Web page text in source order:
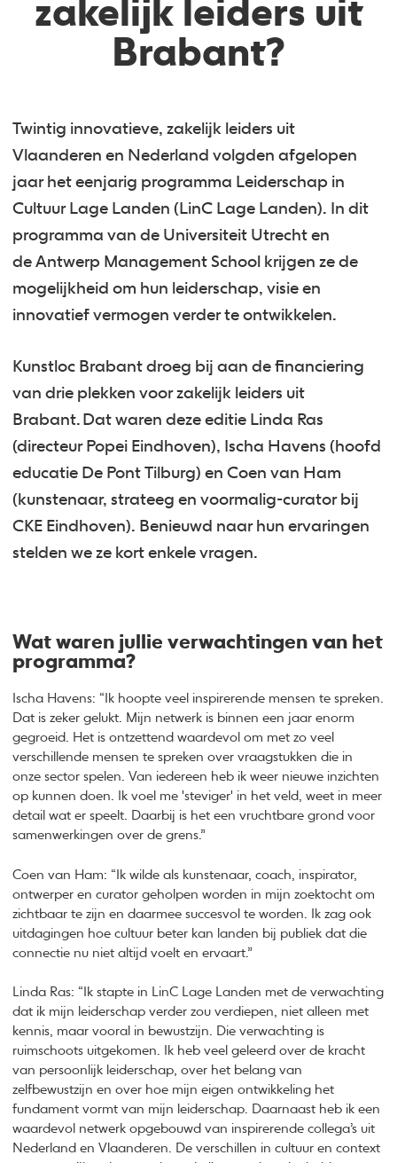
zakelijk leiders uit
Brabant?
Twintig innovatieve, zakelijk leiders uit
Vlaanderen en Nederland volgden afgelopen
jaar het eenjarig programma Leiderschap in
Cultuur Lage Landen (LinC Lage Landen). In dit
programma van de Universiteit Utrecht en
de Antwerp Management School krijgen ze de
mogelijkheid om hun leiderschap, visie en
innovatief vermogen verder te ontwikkelen.
Kunstloc Brabant droeg bij aan de financiering
van drie plekken voor zakelijk leiders uit
Brabant. Dat waren deze editie Linda Ras
(directeur Popei Eindhoven), Ischa Havens (hoofd
educatie De Pont Tilburg) en Coen van Ham
(kunstenaar, strateeg en voormalig-curator bij
CKE Eindhoven). Benieuwd naar hun ervaringen
stelden we ze kort enkele vragen.
Wat waren jullie verwachtingen van het
programma?
Ischa Havens: “Ik hoopte veel inspirerende mensen te spreken.
Dat is zeker gelukt. Mijn netwerk is binnen een jaar enorm
gegroeid. Het is ontzettend waardevol om met zo veel
verschillende mensen te spreken over vraagstukken die in
onze sector spelen. Van iedereen heb ik weer nieuwe inzichten
op kunnen doen. Ik voel me 'steviger' in het veld, weet in meer
detail wat er speelt. Daarbij is het een vruchtbare grond voor
samenwerkingen over de grens.”
Coen van Ham: “Ik wilde als kunstenaar, coach, inspirator,
ontwerper en curator geholpen worden in mijn zoektocht om
zichtbaar te zijn en daarmee succesvol te worden. Ik zag ook
uitdagingen hoe cultuur beter kan landen bij publiek dat die
connectie nu niet altijd voelt en ervaart.”
Linda Ras: “Ik stapte in LinC Lage Landen met de verwachting
dat ik mijn leiderschap verder zou verdiepen, niet alleen met
kennis, maar vooral in bewustzijn. Die verwachting is
ruimschoots uitgekomen. Ik heb veel geleerd over de kracht
van persoonlijk leiderschap, over het belang van
zelfbewustzijn en over hoe mijn eigen ontwikkeling het
fundament vormt van mijn leiderschap. Daarnaast heb ik een
waardevol netwerk opgebouwd van inspirerende collega’s uit
Nederland en Vlaanderen. De verschillen in cultuur en context